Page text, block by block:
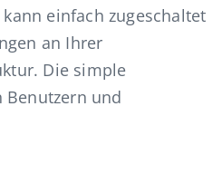
kann einfach zugeschaltet
an Ihrer
Die simple
und